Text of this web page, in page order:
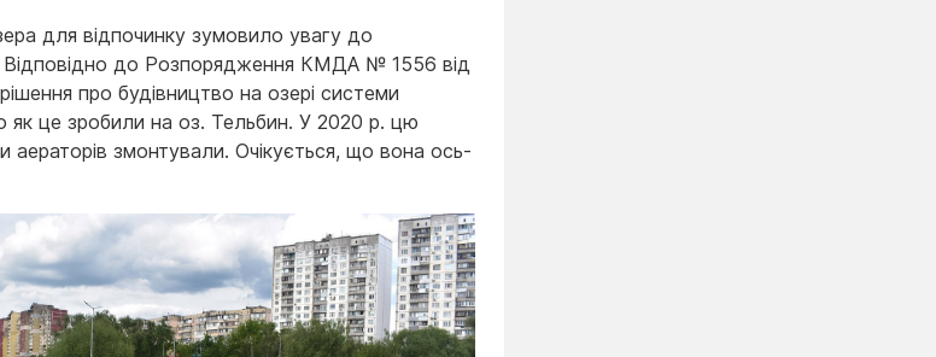
для відпочинку зумовило увагу до
Відповідно до Розпорядження КМДА № 1556 від
про будівництво на озері системи
як це зробили на оз. Тельбин. У 2020 р. цю
аераторів змонтували. Очікується, що вона ось-